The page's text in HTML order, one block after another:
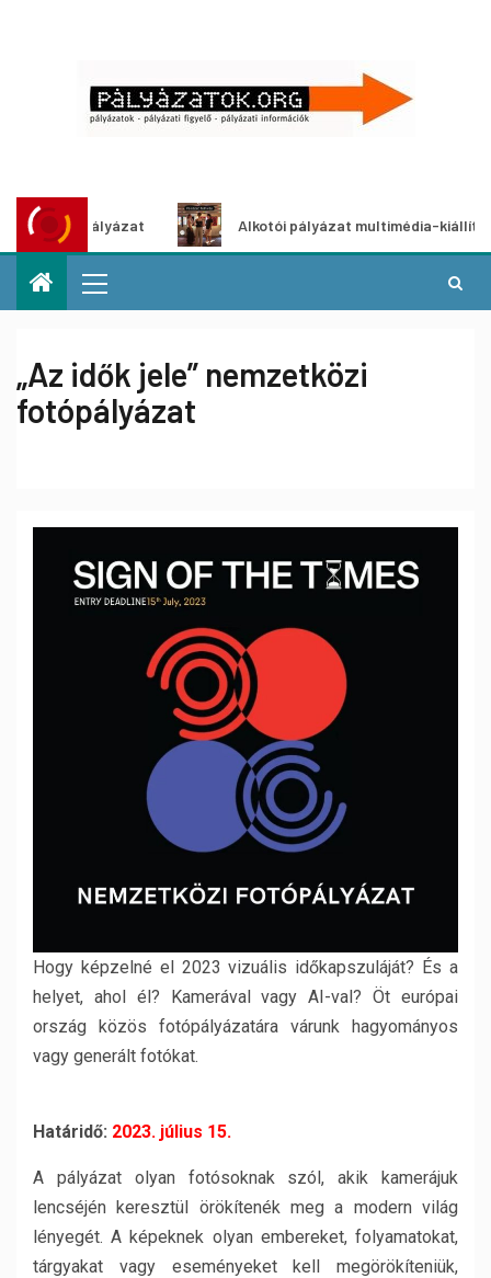
Alkotói pályázat multimédia-kiállításhoz
„Az idők jele” nemzetközi
fotópályázat
Hogy képzelné el 2023 vizuális időkapszuláját? És a
helyet, ahol él? Kamerával vagy AI-val? Öt európai
ország közös fotópályázatára várunk hagyományos
vagy generált fotókat.
Határidő: 2023. július 15.
A pályázat olyan fotósoknak szól, akik kamerájuk
lencséjén keresztül örökítenék meg a modern világ
lényegét. A képeknek olyan embereket, folyamatokat,
tárgyakat vagy eseményeket kell megörökíteniük,